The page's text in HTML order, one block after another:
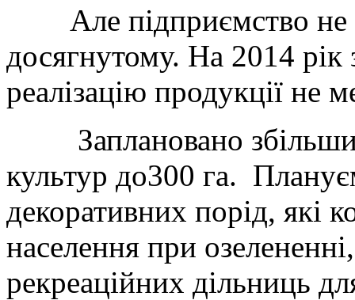
Але підприємство не
досягнутому. На 2014 рік
реалізацію продукції не
Заплановано
культур до300 га.
декоративних порід, які
населення при
рекреаційних дільниць